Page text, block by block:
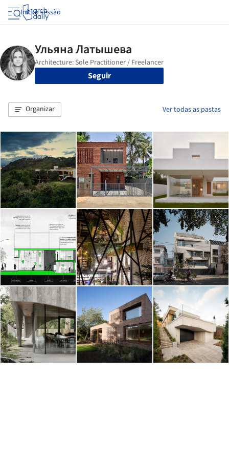
Iniciar sessão
Seguir
Organizar Ver todas as pastas